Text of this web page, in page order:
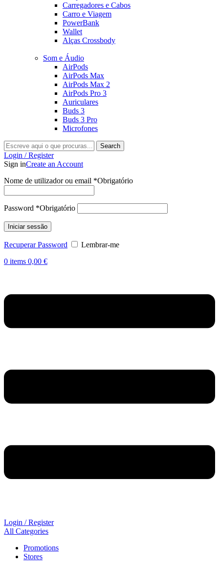
Carregadores e Cabos
Carro e Viagem
PowerBank
Wallet
Alças Crossbody
Som e Áudio
AirPods
AirPods Max
AirPods Max 2
AirPods Pro 3
Auriculares
Buds 3
Buds 3 Pro
Microfones
Search
Login / Register
Sign inCreate an Account
Nome de utilizador ou email *Obrigatório
Password *Obrigatório
Iniciar sessão
Recuperar Password
Lembrar-me
0 items 0,00 €
Login / Register
All Categories
Promotions
Stores